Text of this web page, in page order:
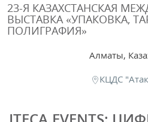
23-Я КАЗАХСТАНСКАЯ
ВЫСТАВКА «УПАКОВКА,
ПОЛИГРАФИЯ»
Алматы,
КЦДС